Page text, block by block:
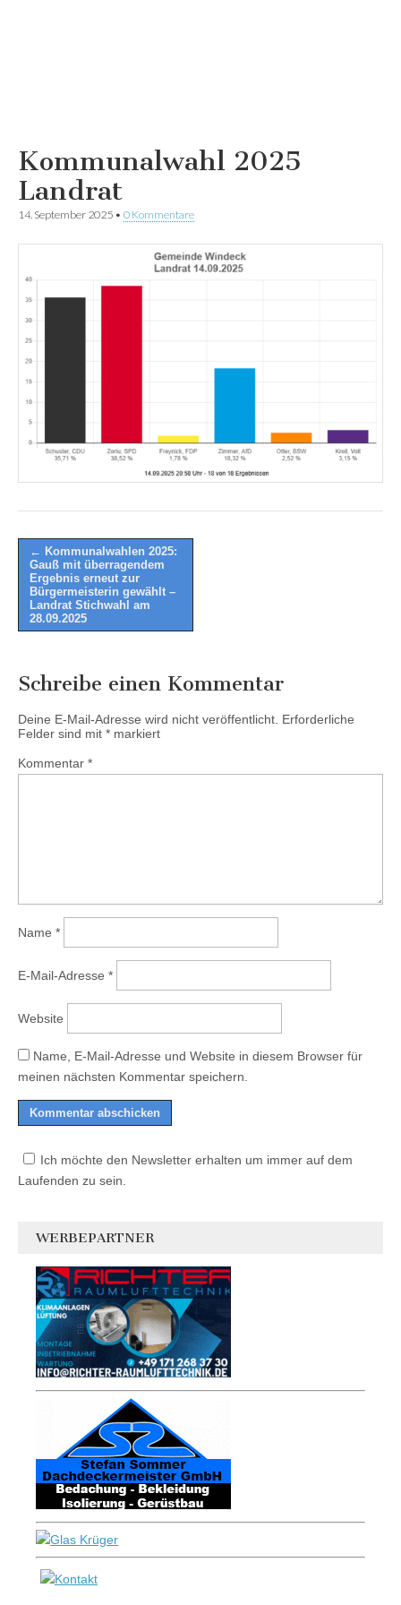
Kommunalwahl 2025
Landrat
14. September 2025 • 0 Kommentare
Post
navigation
← Kommunalwahlen 2025:
Gauß mit überragendem
Ergebnis erneut zur
Bürgermeisterin gewählt –
Landrat Stichwahl am
28.09.2025
Schreibe einen Kommentar
Deine E-Mail-Adresse wird nicht veröffentlicht. Erforderliche
Felder sind mit * markiert
Kommentar *
Name *
E-Mail-Adresse *
Website
Name, E-Mail-Adresse und Website in diesem Browser für
meinen nächsten Kommentar speichern.
Ich möchte den Newsletter erhalten um immer auf dem
Laufenden zu sein.
WERBEPARTNER